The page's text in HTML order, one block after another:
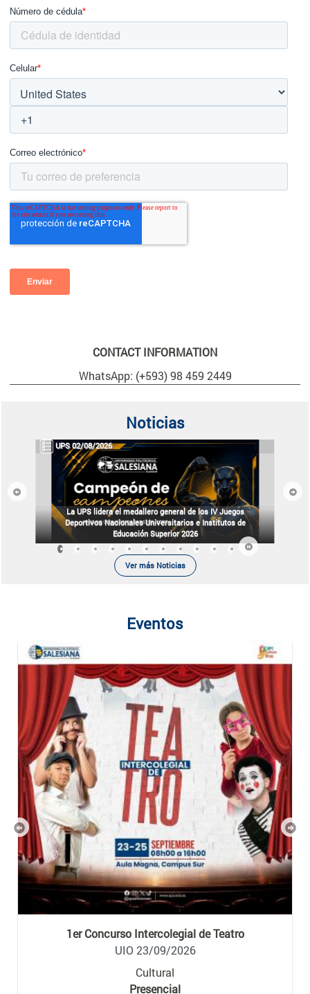
CONTACT INFORMATION
WhatsApp: (+593) 98 459 2449
Noticias
UPS 02/08/2026
La UPS lidera el medallero general de los IV Juegos
Deportivos Nacionales Universitarios e Institutos de
Educación Superior 2026
Previous Next
Ver más Noticias
Eventos
1er Concurso Intercolegial de Teatro
UIO 23/09/2026
Cultural
Presencial
Previous